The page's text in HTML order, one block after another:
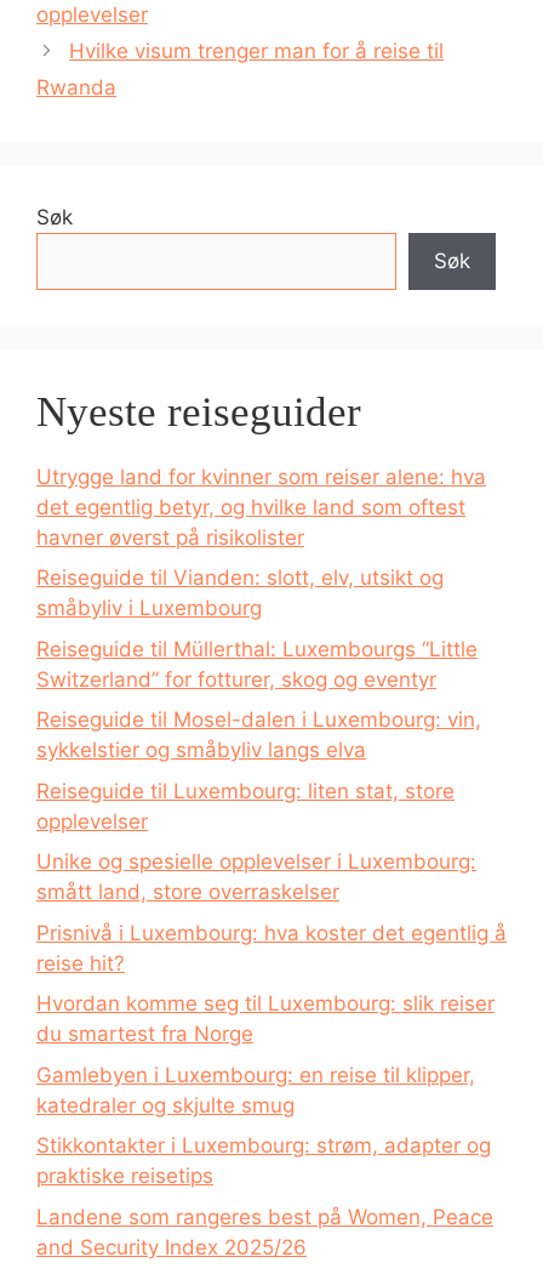
opplevelser
Hvilke visum trenger man for å reise til
Rwanda
Søk
Søk
Nyeste reiseguider
Utrygge land for kvinner som reiser alene: hva
det egentlig betyr, og hvilke land som oftest
havner øverst på risikolister
Reiseguide til Vianden: slott, elv, utsikt og
småbyliv i Luxembourg
Reiseguide til Müllerthal: Luxembourgs “Little
Switzerland” for fotturer, skog og eventyr
Reiseguide til Mosel-dalen i Luxembourg: vin,
sykkelstier og småbyliv langs elva
Reiseguide til Luxembourg: liten stat, store
opplevelser
Unike og spesielle opplevelser i Luxembourg:
smått land, store overraskelser
Prisnivå i Luxembourg: hva koster det egentlig å
reise hit?
Hvordan komme seg til Luxembourg: slik reiser
du smartest fra Norge
Gamlebyen i Luxembourg: en reise til klipper,
katedraler og skjulte smug
Stikkontakter i Luxembourg: strøm, adapter og
praktiske reisetips
Landene som rangeres best på Women, Peace
and Security Index 2025/26